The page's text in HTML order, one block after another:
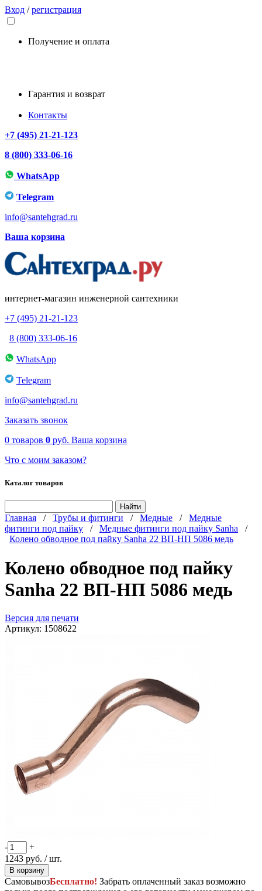
Вход /регистрация
Получение и оплата
Гарантия и возврат
Контакты
+7 (495) 21-21-123
8 (800) 333-06-16
WhatsApp
Telegram
info@santehgrad.ru
Ваша корзина
интернет-магазин инженерной сантехники
+7 (495) 21-21-123
8 (800) 333-06-16
WhatsApp
Telegram
info@santehgrad.ru
Заказать звонок
0 товаров 0 руб. Ваша корзина
Что с моим заказом?
Каталог товаров
Главная / Трубы и фитинги / Медные / Медные
фитинги под пайку / Медные фитинги под пайку Sanha /
Колено обводное под пайку Sanha 22 ВП-НП 5086 медь
Колено обводное под пайку
Sanha 22 ВП-НП 5086 медь
Версия для печати
Артикул: 1508622
-
+
1243 руб. / шт.
В корзину
СамовывозБесплатно! Забрать оплаченный заказ возможно